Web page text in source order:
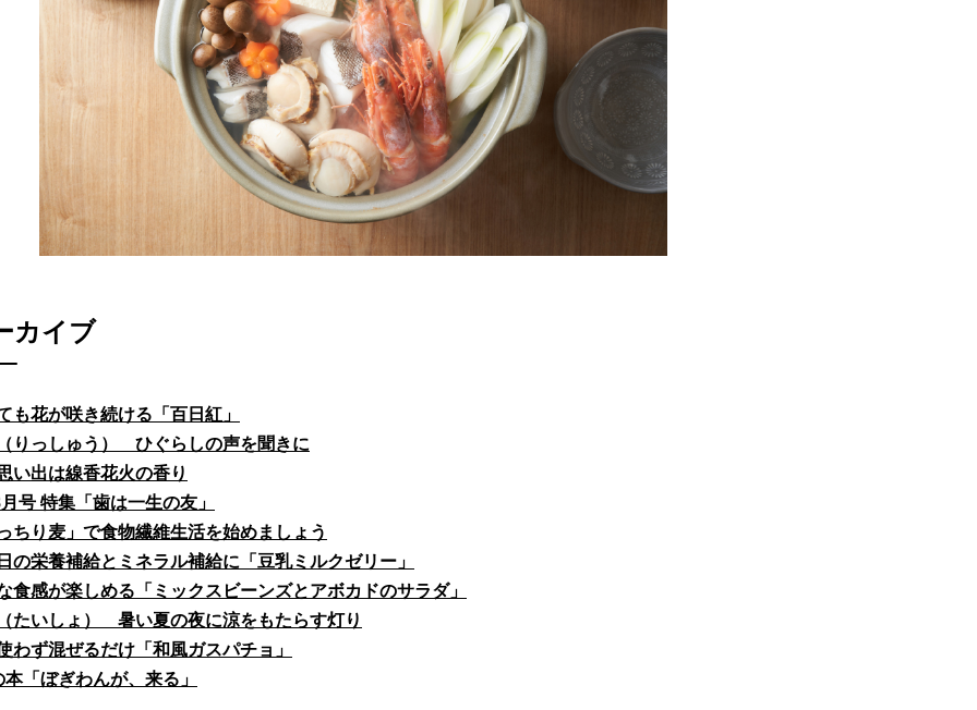
カイブ
も花が咲き続ける「百日紅」
りっしゅう） ひぐらしの声を聞きに
い出は線香花火の香り
号 特集「歯は一生の友」
っちり麦」で食物繊維生活を始めましょう
の栄養補給とミネラル補給に「豆乳ミルクゼリー」
食感が楽しめる「ミックスビーンズとアボカドのサラダ」
たいしょ） 暑い夏の夜に涼をもたらす灯り
わず混ぜるだけ「和風ガスパチョ」
本「ぼぎわんが、来る」